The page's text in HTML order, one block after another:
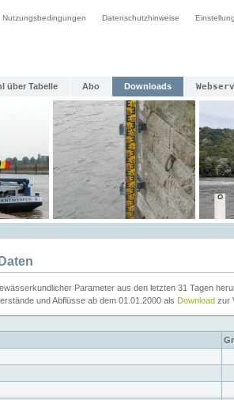
Nutzungsbedingungen Datenschutzhinweise
über Tabelle Abo Downloads
Parameter aus den letzten 31 Tagen
und Abflüsse ab dem 01.01.2000 als Download zur